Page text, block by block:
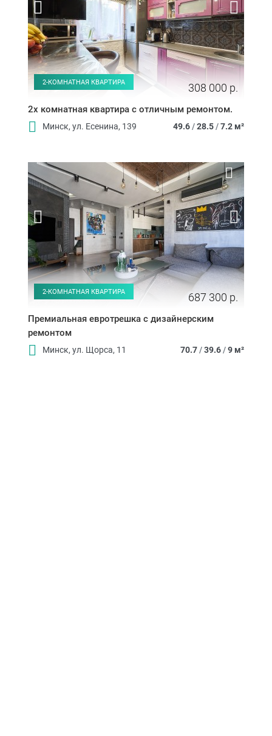
2-КОМНАТНАЯ КВАРТИРА 308 000 р.
2х комнатная квартира с отличным ремонтом.
Минск, ул. Есенина, 139 49.6/28.5/7.2 м²
2-КОМНАТНАЯ КВАРТИРА 687 300 р.
Премиальная евротрешка с дизайнерским
ремонтом
Минск, ул. Щорса, 11 70.7/39.6/9 м²